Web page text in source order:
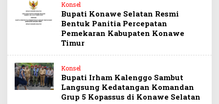
Konsel
Bupati Konawe Selatan Resmi
Bentuk Panitia Percepatan
Pemekaran Kabupaten Konawe
Timur
Konsel
Bupati Irham Kalenggo Sambut
Langsung Kedatangan Komandan
Grup 5 Kopassus di Konawe Selatan